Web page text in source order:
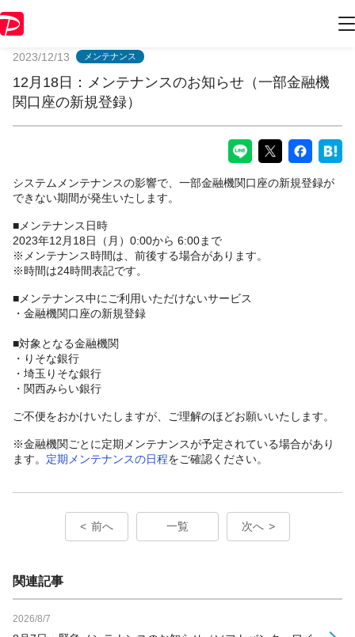
2023/12/13 メンテナンス
12月18日：メンテナンスのお知らせ（一部金融機
関口座の新規登録）
システムメンテナンスの影響で、一部金融機関口座の新規登録が
できない期間が発生いたします。
■メンテナンス日時
2023年12月18日（月）0:00から 6:00まで
※メンテナンス時間は、前後する場合があります。
※時間は24時間表記です。
■メンテナンス中にご利用いただけないサービス
・金融機関口座の新規登録
■対象となる金融機関
・りそな銀行
・埼玉りそな銀行
・関西みらい銀行
ご不便をおかけいたしますが、ご理解のほどお願いいたします。
※金融機関ごとに定期メンテナンスが予定されている場合があり
ます。 定期メンテナンスの日程をご確認ください。
前へ 一覧 次へ
関連記事
2026/8/7